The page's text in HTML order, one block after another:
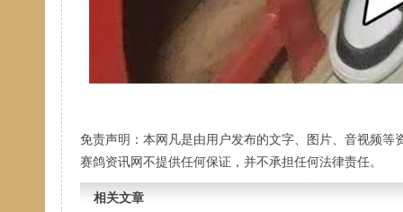
免责声明：本网凡是由用户发布的文字、图片、音视频
赛鸽资讯网不提供任何保证，并不承担任何法律责任。
相关文章